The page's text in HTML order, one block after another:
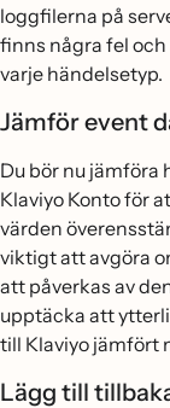
loggfilerna på
finns några fel
varje händelsetyp.
Jämför event
Du bör nu jämföra
Klaviyo Konto för
värden
viktigt att avgöra
att påverkas av
upptäcka att
till Klaviyo jämfört
Lägg till